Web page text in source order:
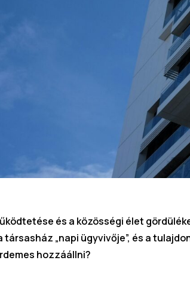
és a közösségi élet
társasház „napi ügyvivője”, és a
hozzáállni?